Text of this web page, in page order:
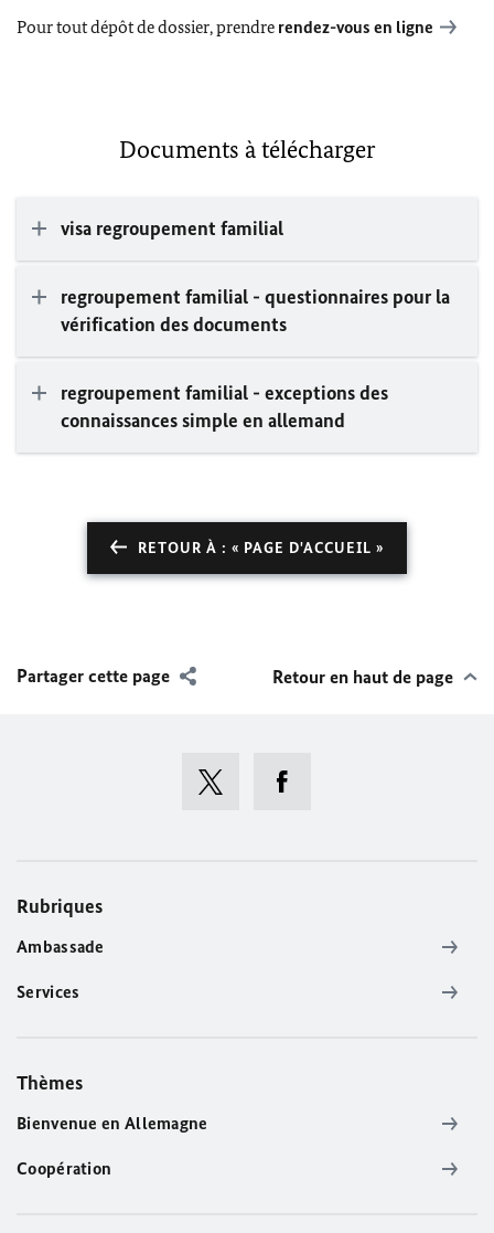
Pour tout dépôt de dossier, prendre rendez-vous en ligne
Documents à télécharger
visa regroupement familial
regroupement familial - questionnaires pour la
vérification des documents
regroupement familial - exceptions des
connaissances simple en allemand
RETOUR À : « PAGE D'ACCUEIL »
Partager cette page Retour en haut de page
Rubriques
Ambassade
Services
Thèmes
Bienvenue en Allemagne
Coopération